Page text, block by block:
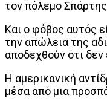
τον πόλεμο
Και ο φόβος αυτός
την απώλεια της
αποδεχθούν ότι δεν
Η αμερικανική
μέσα από μια